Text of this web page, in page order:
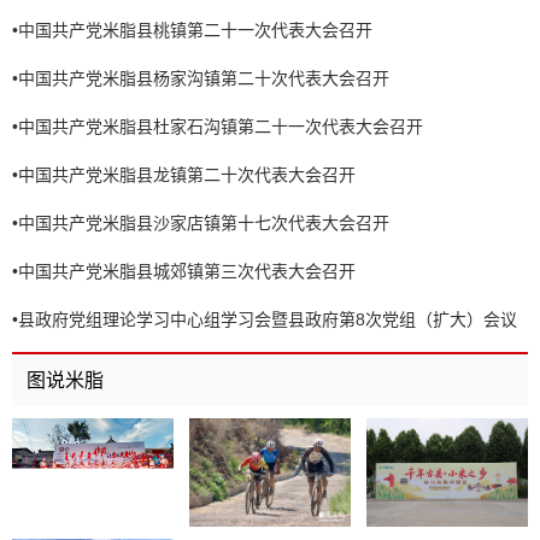
•中国共产党米脂县桃镇第二十一次代表大会召开
•中国共产党米脂县杨家沟镇第二十次代表大会召开
•中国共产党米脂县杜家石沟镇第二十一次代表大会召开
•中国共产党米脂县龙镇第二十次代表大会召开
•中国共产党米脂县沙家店镇第十七次代表大会召开
•中国共产党米脂县城郊镇第三次代表大会召开
•县政府党组理论学习中心组学习会暨县政府第8次党组（扩大）会议
召开
图说米脂